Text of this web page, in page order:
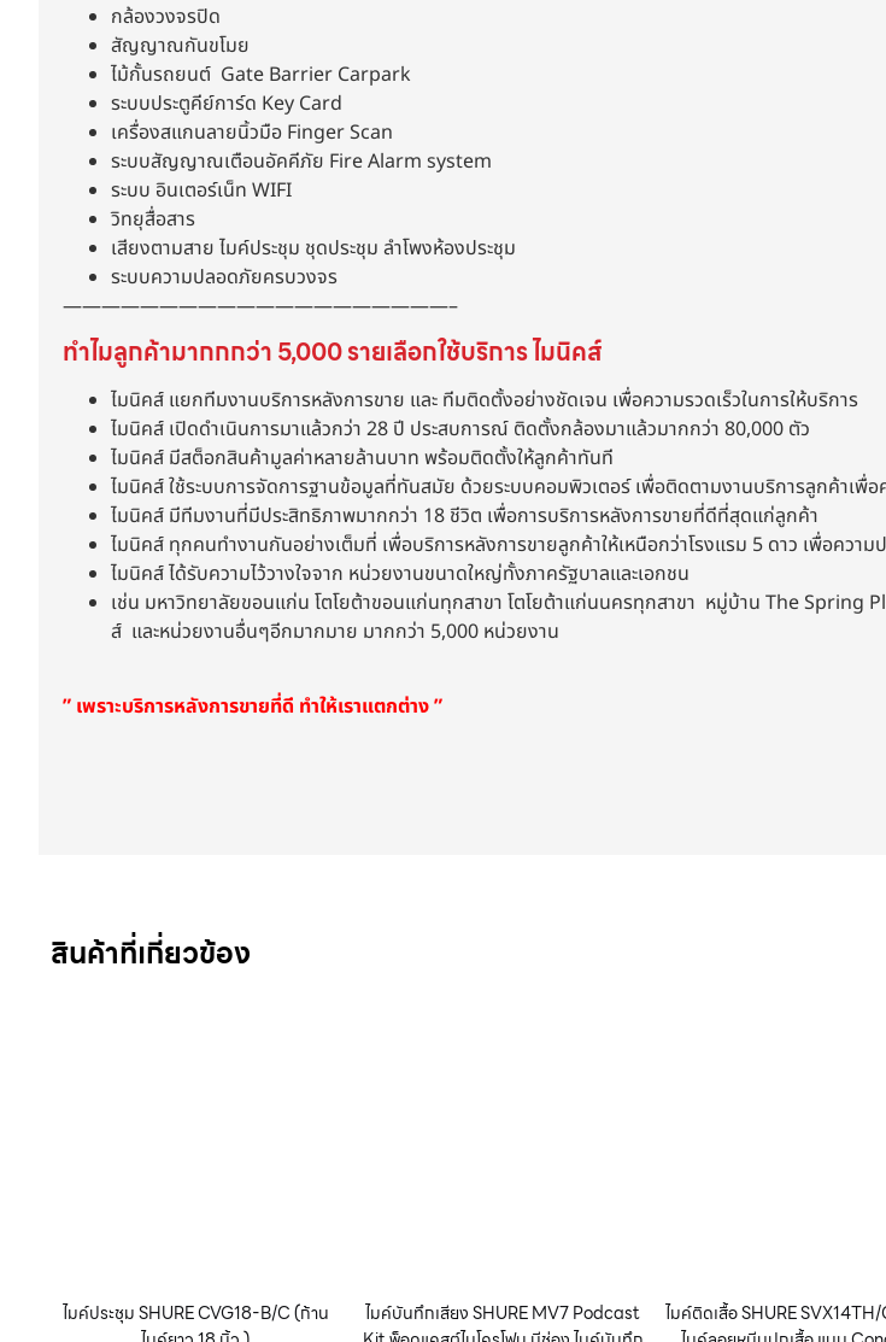
กล้องวงจรปิด
สัญญาณกันขโมย
ไม้กั้นรถยนต์ Gate Barrier Carpark
ระบบประตูคีย์การ์ด Key Card
เครื่องสแกนลายนิ้วมือ Finger Scan
ระบบสัญญาณเตือนอัคคีภัย Fire Alarm system
ระบบ อินเตอร์เน็ท WIFI
วิทยุสื่อสาร
เสียงตามสาย ไมค์ประชุม ชุดประชุม ลำโพงห้องประชุม
ระบบความปลอดภัยครบวงจร
————————————————————–
ทำไมลูกค้ามากกกว่า 5,000 รายเลือกใช้บริการ ไมนิคส์
ไมนิคส์ แยกทีมงานบริการหลังการขาย และ ทีมติดตั้งอย่างชัดเจน เพื่อความรวดเร็วในการให้บริการ
ไมนิคส์ เปิดดำเนินการมาแล้วกว่า 28 ปี ประสบการณ์ ติดตั้งกล้องมาแล้วมากกว่า 80,000 ตัว
ไมนิคส์ มีสต็อกสินค้ามูลค่าหลายล้านบาท พร้อมติดตั้งให้ลูกค้าทันที
ไมนิคส์ ใช้ระบบการจัดการฐานข้อมูลที่ทันสมัย ด้วยระบบคอมพิวเตอร์ เพื่อติดตามงานบริการลูกค้าเพื่อ
ไมนิคส์ มีทีมงานที่มีประสิทธิภาพมากกว่า 18 ชีวิต เพื่อการบริการหลังการขายที่ดีที่สุดแก่ลูกค้า
ไมนิคส์ ทุกคนทำงานกันอย่างเต็มที่ เพื่อบริการหลังการขายลูกค้าให้เหนือกว่าโรงแรม 5 ดาว เพื่อความ
ไมนิคส์ ได้รับความไว้วางใจจาก หน่วยงานขนาดใหญ่ทั้งภาครัฐบาลและเอกชน
เช่น มหาวิทยาลัยขอนแก่น โตโยต้าขอนแก่นทุกสาขา โตโยต้าแก่นนครทุกสาขา หมู่บ้าน The
ส์ และหน่วยงานอื่นๆอีกมากมาย มากกว่า 5,000 หน่วยงาน
” เพราะบริการหลังการขายที่ดี ทำให้เราแตกต่าง ”
สินค้าที่เกี่ยวข้อง
ไมค์ประชุม SHURE CVG18‐B/C (ก้าน
ไมค์บันทึกเสียง SHURE MV7 Podcast
ไมค์ติดเสื้อ SHURE